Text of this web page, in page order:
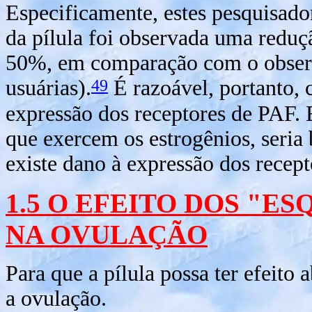
Especificamente, estes
da pílula foi observada uma
50%, em comparação com o
usuárias).49É razoável, portanto,
expressão dos receptores de
que exercem os estrogênios,
existe dano à expressão dos
1.5 O EFEITO DOS
NA OVULAÇÃO
Para que a pílula possa ter efeito
a ovulação.